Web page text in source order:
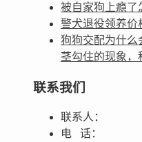
被自家狗上瘾了
警犬退役领养价
狗狗交配为什么
茎勾住的现象，
联系我们
联系人：
电 话：